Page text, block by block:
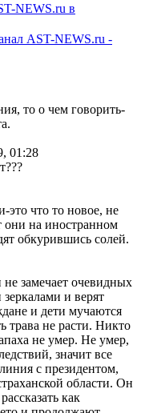
NEWS.ru в
AST-NEWS.ru -
то о чем говорить-
01:28
это что то новое, не
на иностранном
обкурившись солей.
не замечает очевидных
и верят
и дети мучаются
трава не расти. Никто
не умер. Не умер,
значит все
с президентом,
области. Он
как